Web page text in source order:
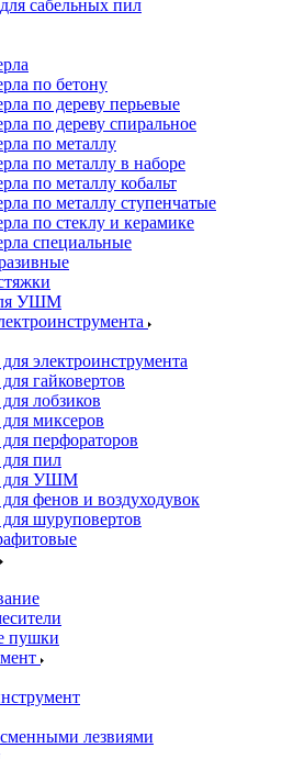
сабельных пил
по бетону
по дереву перьевые
по дереву спиральное
по металлу
по металлу в наборе
по металлу кобальт
по металлу ступенчатые
по стеклу и керамике
специальные
УШМ
электроинструмента
гайковертов
лобзиков
миксеров
перфораторов
для пил
для УШМ
для фенов и воздуходувок
для шуруповертов
пушки
лезвиями